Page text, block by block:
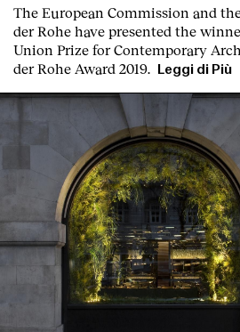
Clienti
The European Commission and
der Rohe have presented the
Union Prize for Contemporary
der Rohe Award 2019.
Leggi di Più